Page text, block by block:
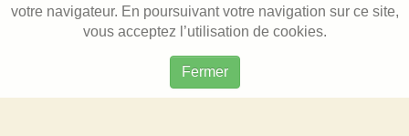
votre navigateur. En poursuivant votre navigation sur ce site,
vous acceptez l’utilisation de cookies.
Fermer